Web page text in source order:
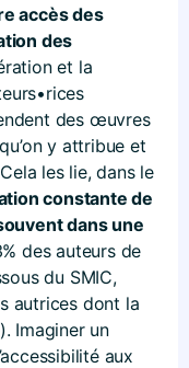
accès des
des
et la
des œuvres
y attribue et
les lie, dans le
constante de
dans une
des auteurs de
du SMIC,
autrices dont la
Imaginer un
aux